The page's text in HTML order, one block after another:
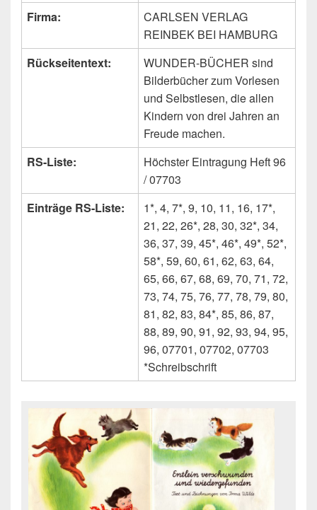
Firma:
CARLSEN VERLAG
REINBEK BEI HAMBURG
Rückseitentext:
WUNDER-BÜCHER sind
Bilderbücher zum Vorlesen
und Selbstlesen, die allen
Kindern von drei Jahren an
Freude machen.
RS-Liste:
Höchster Eintragung Heft 96
/ 07703
Einträge RS-Liste:
1*, 4, 7*, 9, 10, 11, 16, 17*,
21, 22, 26*, 28, 30, 32*, 34,
36, 37, 39, 45*, 46*, 49*, 52*,
58*, 59, 60, 61, 62, 63, 64,
65, 66, 67, 68, 69, 70, 71, 72,
73, 74, 75, 76, 77, 78, 79, 80,
81, 82, 83, 84*, 85, 86, 87,
88, 89, 90, 91, 92, 93, 94, 95,
96, 07701, 07702, 07703
*Schreibschrift